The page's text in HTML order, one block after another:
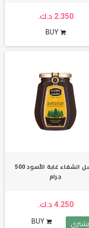
2.350 د.ك.
BUY
عسل الشفاء غابة الأسود 500
جرام
4.250 د.ك.
يشترى BUY